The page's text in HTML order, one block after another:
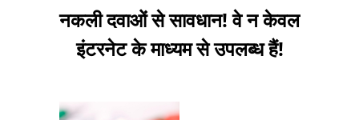
नकली दवाओं से सावधान! वे न केवल
इंटरनेट के माध्यम से उपलब्ध हैं!